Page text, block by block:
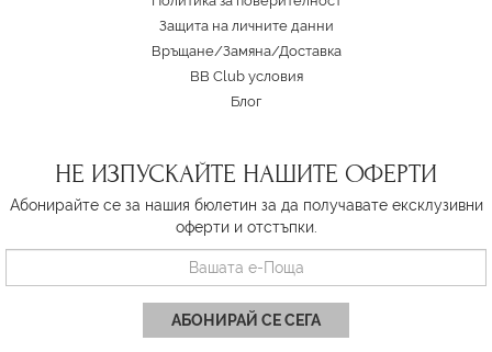
Защита на личните данни
Връщане/Замяна/Доставка
BB Club условия
Блог
НЕ ИЗПУСКАЙТЕ НАШИТЕ ОФЕРТИ
Абонирайте се за нашия бюлетин за да получавате ексклузивни
оферти и отстъпки.
АБОНИРАЙ СЕ СЕГА